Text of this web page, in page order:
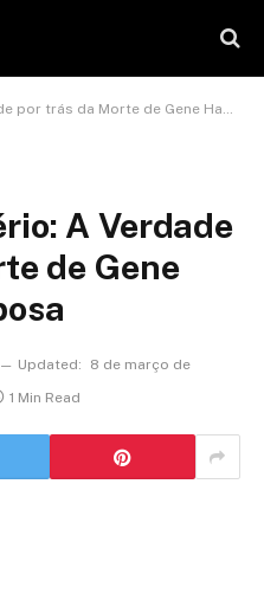
da Morte de Gene Hackman e Esposa
A Verdade
de Gene
Updated:
8 de março de
1 Min Read